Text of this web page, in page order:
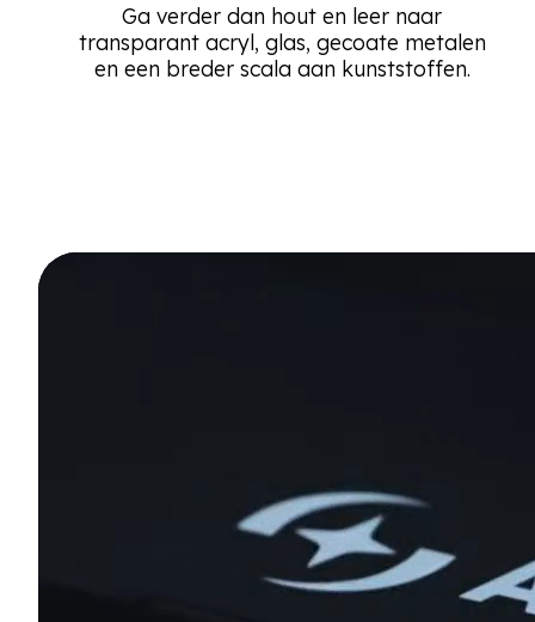
Ga verder dan hout en leer naar
transparant acryl, glas, gecoate metalen
en een breder scala aan kunststoffen.